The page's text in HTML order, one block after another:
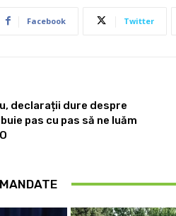
Facebook Twitter
declarații dure despre
pas cu pas să ne luăm